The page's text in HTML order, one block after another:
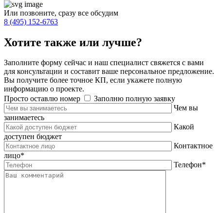
Или позвоните, сразу все обсудим
8 (495) 152-6763
Хотите также или лучше?
Заполните форму сейчас и наш специалист свяжется с вами
для консультации и составит ваше персональное предложение.
Вы получите более точное КП, если укажете полную
информацию о проекте.
Просто оставлю номер
Заполню полную заявку
Чем вы
занимаетесь
Какой
доступен бюджет
Контактное
лицо*
Телефон*